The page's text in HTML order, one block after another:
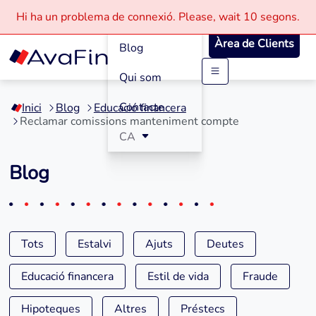
Saltar
contingut
Hi ha un problema de connexió. Please, wait 10 segons.
Blog
Qui som
Contacte
CA
Àrea de Clients
Inici Blog
Educació financera
Reclamar comissions manteniment compte
Blog
Tots Estalvi Ajuts Deutes
Educació financera Estil de vida Fraude
Hipoteques Altres Préstecs